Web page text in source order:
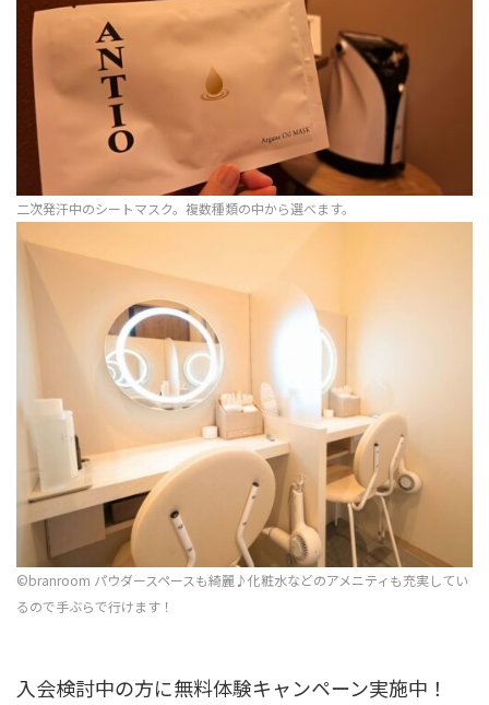
二次発汗中のシートマスク。複数種類の中から選べます。
©︎branroom パウダースペースも綺麗♪化粧水などのアメニティも充実してい
るので手ぶらで行けます！
入会検討中の方に無料体験キャンペーン実施中！